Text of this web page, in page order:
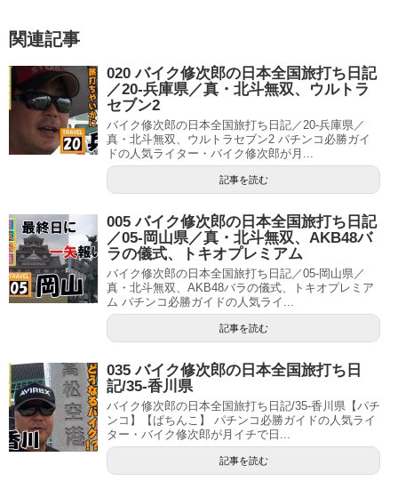
関連記事
020 バイク修次郎の日本全国旅打ち日記
／20-兵庫県／真・北斗無双、ウルトラ
セブン2
バイク修次郎の日本全国旅打ち日記／20-兵庫県／
真・北斗無双、ウルトラセブン2 パチンコ必勝ガイ
ドの人気ライター・バイク修次郎が月...
記事を読む
005 バイク修次郎の日本全国旅打ち日記
／05-岡山県／真・北斗無双、AKB48バ
ラの儀式、トキオプレミアム
バイク修次郎の日本全国旅打ち日記／05-岡山県／
真・北斗無双、AKB48バラの儀式、トキオプレミア
ム パチンコ必勝ガイドの人気ライ...
記事を読む
035 バイク修次郎の日本全国旅打ち日
記/35-香川県
バイク修次郎の日本全国旅打ち日記/35-香川県【パチ
ンコ】【ぱちんこ】 パチンコ必勝ガイドの人気ライ
ター・バイク修次郎が月イチで日...
記事を読む